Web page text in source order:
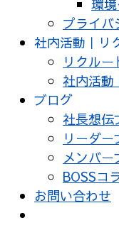
環
プライバ
社内活動｜リ
リクルー
社内活動
ブログ
社長想伝
リーダ
メンバー
BOSSコ
お問い合わせ